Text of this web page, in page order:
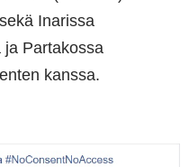
Inarissa
ja Partakossa
kanssa.